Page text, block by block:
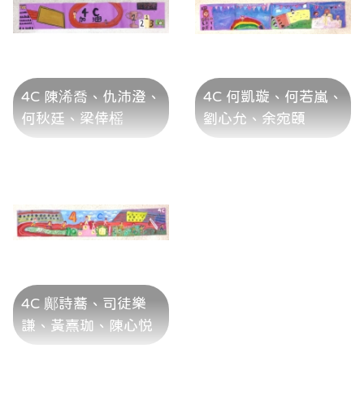
4C 陳浠喬、仇沛澄、
何秋廷、梁倖榣
4C 何凱璇、何若嵐、
劉心允、余宛頤
4C 鄺詩蕎、司徒樂
謙、黃熹珈、陳心悦